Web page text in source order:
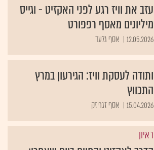
עזב את וויז רגע לפני האקזיט - וגייס
מיליונים מאסף רפפורט
12.05.2026 אסף גלעד
ותודה לעסקת וויז: הגירעון במרץ
התכווץ
15.04.2026 אסף זגריזק
ראיון